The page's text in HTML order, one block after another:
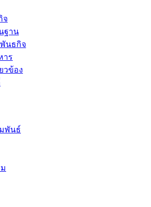
จ
ฐาน
นธกิจ
าร
วข้อง
พันธ์